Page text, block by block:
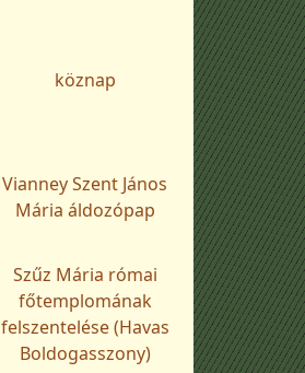
köznap
Vianney Szent János
Mária áldozópap
Szűz Mária római
főtemplomának
felszentelése (Havas
Boldogasszony)